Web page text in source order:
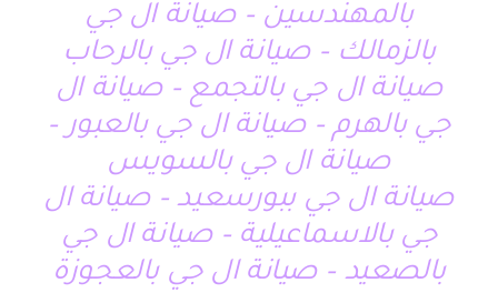
بالمهندسين – صيانة ال جي
بالزمالك – صيانة ال جي بالرحاب
صيانة ال جي بالتجمع – صيانة ال
جي بالهرم – صيانة ال جي بالعبور –
صيانة ال جي بالسويس
صيانة ال جي ببورسعيد – صيانة ال
جي بالاسماعيلية – صيانة ال جي
بالصعيد – صيانة ال جي بالعجوزة